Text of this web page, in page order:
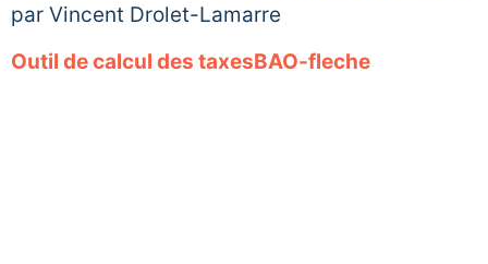
par Vincent Drolet-Lamarre
Outil de calcul des taxesBAO-fleche